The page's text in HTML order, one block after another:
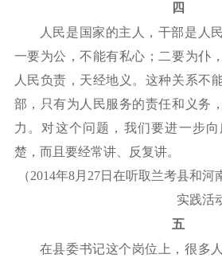
四
人民是国家的主人，干部是人
一要为公，不能有私心；二要为仆
人民负责，天经地义。这种关系不
部，只有为人民服务的责任和义务
力。对这个问题，我们要进一步
楚，而且要经常讲、反复讲。
（2014年8月27日在听取兰考县和
实践活
五
在县委书记这个岗位上，很多